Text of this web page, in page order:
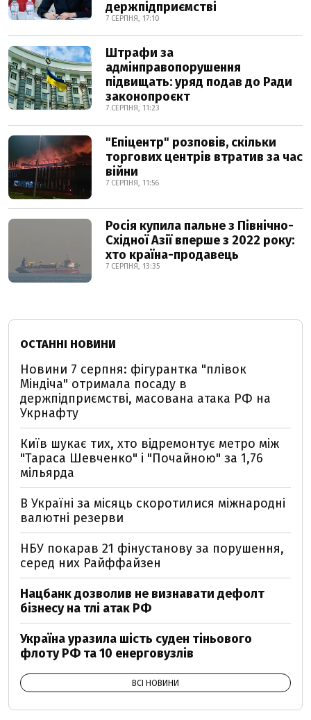
держпідприємстві
7 СЕРПНЯ, 17:10
Штрафи за
адмінправопорушення
підвищать: уряд подав до Ради
законопроєкт
7 СЕРПНЯ, 11:23
"Епіцентр" розповів, скільки
торгових центрів втратив за час
війни
7 СЕРПНЯ, 11:56
Росія купила пальне з Північно-
Східної Азії вперше з 2022 року:
хто країна-продавець
7 СЕРПНЯ, 13:35
ОСТАННІ НОВИНИ
Новини 7 серпня: фігурантка "плівок
Міндіча" отримала посаду в
держпідприємстві, масована атака РФ на
Укрнафту
Київ шукає тих, хто відремонтує метро між
"Тараса Шевченко" і "Почайною" за 1,76
мільярда
В Україні за місяць скоротилися міжнародні
валютні резерви
НБУ покарав 21 фінустанову за порушення,
серед них Райффайзен
Нацбанк дозволив не визнавати дефолт
бізнесу на тлі атак РФ
Україна уразила шість суден тіньового
флоту РФ та 10 енерговузлів
ВСІ НОВИНИ